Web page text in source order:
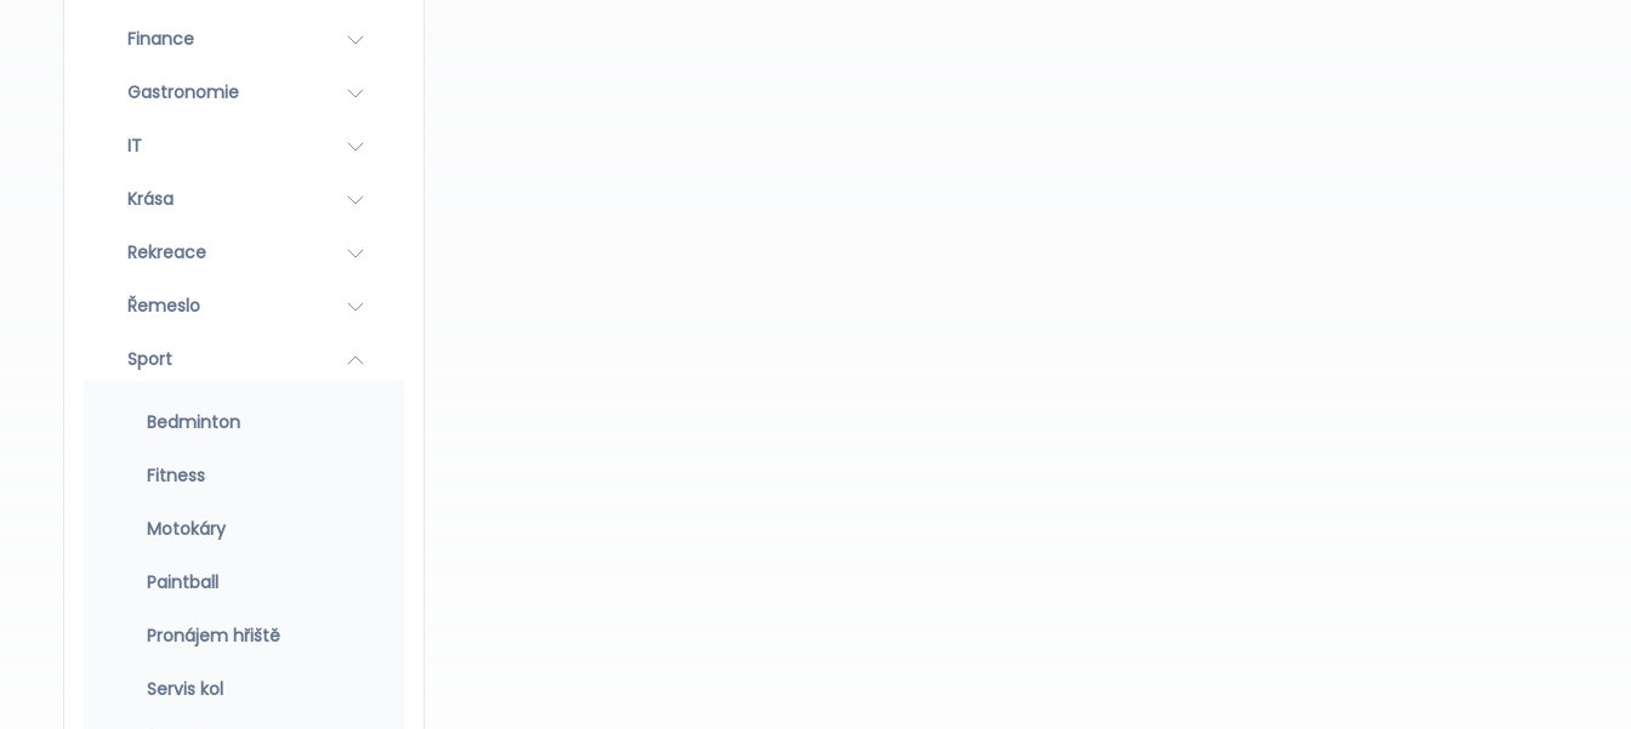
Finance
Gastronomie
IT
Krása
Rekreace
Řemeslo
Sport
Bedminton
Fitness
Motokáry
Paintball
Pronájem hřiště
Servis kol